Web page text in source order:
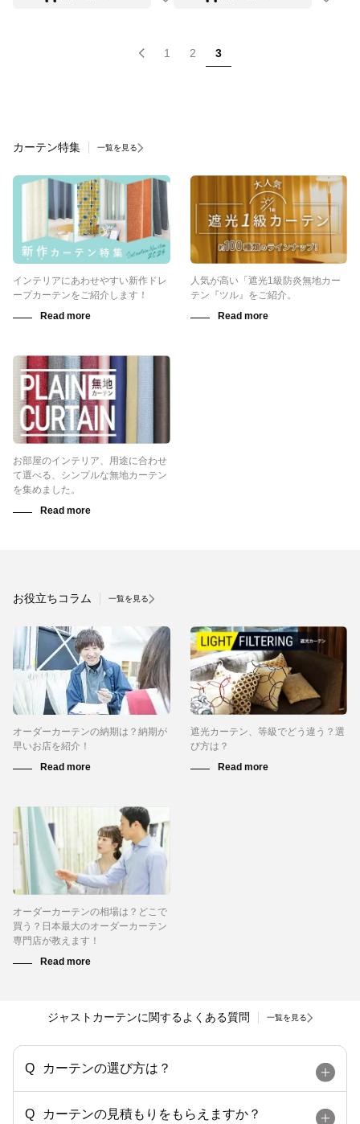
1 2 3
カーテン特集 一覧を見る
インテリアにあわせやすい新作ドレ
ープカーテンをご紹介します！
人気が高い「遮光1級防炎無地カー
テン『ツル』をご紹介。
お部屋のインテリア、用途に合わせ
て選べる、シンプルな無地カーテン
を集めました。
お役立ちコラム 一覧を見る
オーダーカーテンの納期は？納期が
早いお店を紹介！
遮光カーテン、等級でどう違う？選
び方は？
オーダーカーテンの相場は？どこで
買う？日本最大のオーダーカーテン
専門店が教えます！
ジャストカーテンに関するよくある質問 一覧を見る
カーテンの選び方は？
カーテンの見積もりをもらえますか？